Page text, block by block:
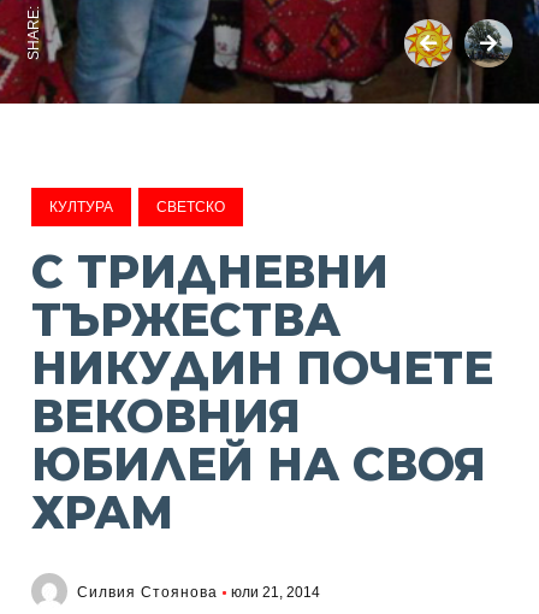
SHARE:
КУЛТУРА СВЕТСКО
С ТРИДНЕВНИ
ТЪРЖЕСТВА
НИКУДИН ПОЧЕТЕ
ВЕКОВНИЯ
ЮБИЛЕЙ НА СВОЯ
ХРАМ
Силвия Стоянова юли 21, 2014